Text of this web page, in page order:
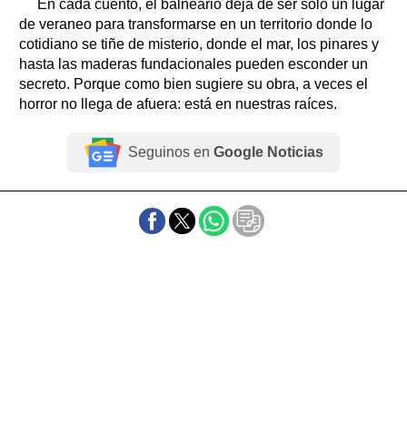
En cada cuento, el balneario deja de ser solo un lugar
de veraneo para transformarse en un territorio donde lo
cotidiano se tiñe de misterio, donde el mar, los pinares y
hasta las maderas fundacionales pueden esconder un
secreto. Porque como bien sugiere su obra, a veces el
horror no llega de afuera: está en nuestras raíces.
Seguinos en Google Noticias